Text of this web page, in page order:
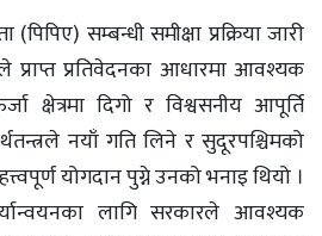
(पिपिए) सम्बन्धी समीक्षा प्रक्रिया जारी
प्राप्त प्रतिवेदनका आधारमा आवश्यक
क्षेत्रमा दिगो र विश्वसनीय आपूर्ति
नयाँ गति लिने र सुदूरपश्चिमको
योगदान पुग्ने उनको भनाइ थियो ।
लागि सरकारले आवश्यक